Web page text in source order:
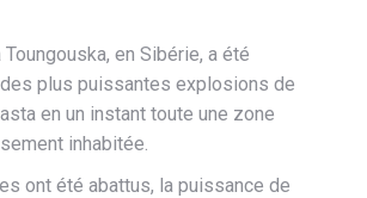
en Sibérie, a été
plus puissantes explosions de
en un instant toute une zone
inhabitée.
ont été abattus, la puissance de